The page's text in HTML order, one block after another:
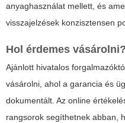
anyaghasználat mellett, és
visszajelzések konzisztensen
Hol érdemes vásárolni?
Ajánlott hivatalos
vásárolni, ahol a garancia és
dokumentált. Az online
rangsorok segíthetnek abban,